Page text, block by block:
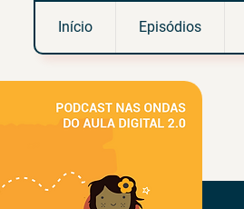
Início Episódios